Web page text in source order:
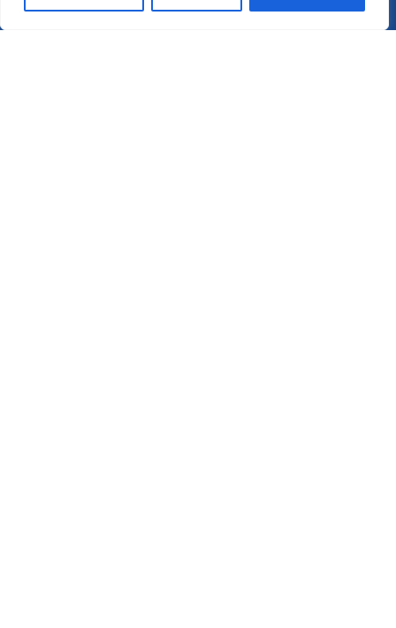
new